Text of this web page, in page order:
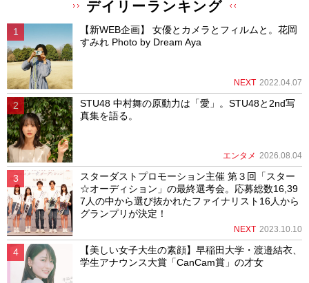
デイリーランキング
【新WEB企画】 女優とカメラとフィルムと。花岡
すみれ Photo by Dream Aya
NEXT 2022.04.07
STU48 中村舞の原動力は「愛」。STU48と2nd写
真集を語る。
エンタメ 2026.08.04
スターダストプロモーション主催 第３回「スター
☆オーディション」の最終選考会。応募総数16,39
7人の中から選び抜かれたファイナリスト16人から
グランプリが決定！
NEXT 2023.10.10
【美しい女子大生の素顔】早稲田大学・渡邉結衣、
学生アナウンス大賞「CanCam賞」の才女